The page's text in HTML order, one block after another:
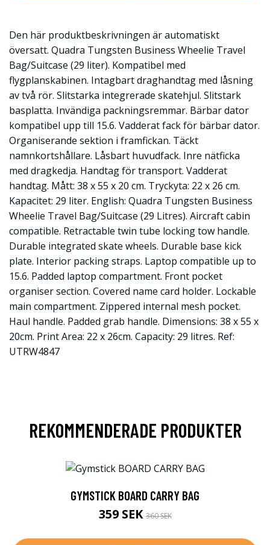
Den här produktbeskrivningen är automatiskt
översatt. Quadra Tungsten Business Wheelie Travel
Bag/Suitcase (29 liter). Kompatibel med
flygplanskabinen. Intagbart draghandtag med låsning
av två rör. Slitstarka integrerade skatehjul. Slitstark
basplatta. Invändiga packningsremmar. Bärbar dator
kompatibel upp till 15.6. Vadderat fack för bärbar dator.
Organiserande sektion i framfickan. Täckt
namnkortshållare. Låsbart huvudfack. Inre nätficka
med dragkedja. Handtag för transport. Vadderat
handtag. Mått: 38 x 55 x 20 cm. Tryckyta: 22 x 26 cm.
Kapacitet: 29 liter. English: Quadra Tungsten Business
Wheelie Travel Bag/Suitcase (29 Litres). Aircraft cabin
compatible. Retractable twin tube locking tow handle.
Durable integrated skate wheels. Durable base kick
plate. Interior packing straps. Laptop compatible up to
15.6. Padded laptop compartment. Front pocket
organiser section. Covered name card holder. Lockable
main compartment. Zippered internal mesh pocket.
Haul handle. Padded grab handle. Dimensions: 38 x 55 x
20cm. Print Area: 22 x 26cm. Capacity: 29 litres. Ref:
UTRW4847
REKOMMENDERADE PRODUKTER
GYMSTICK BOARD CARRY BAG
359 SEK360 SEK